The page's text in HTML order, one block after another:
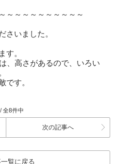
～～～～～～～～～～
さいました。
す。
、高さがあるので、いろい
です。
全8件中
次の記事へ
覧に戻る